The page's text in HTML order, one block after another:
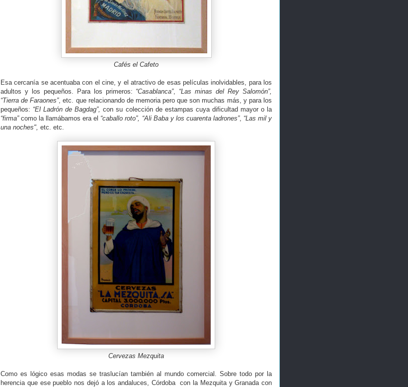
Cafés el Cafeto
Esa cercanía se acentuaba con el cine, y el atractivo de esas películas inolvidables, para los
adultos y los pequeños. Para los primeros: “Casablanca”, “Las minas del Rey Salomón”,
“Tierra de Faraones”, etc. que relacionando de memoria pero que son muchas más, y para los
pequeños: “El Ladrón de Bagdag”, con su colección de estampas cuya dificultad mayor o la
“firma”como la llamábamos era el “caballo roto”, “Ali Baba y los cuarenta ladrones”, “Las mil y
una noches", etc. etc.
Cervezas Mezquita
Como es lógico esas modas se traslucían también al mundo comercial. Sobre todo por la
herencia que ese pueblo nos dejó a los andaluces, Córdoba con la Mezquita y Granada con